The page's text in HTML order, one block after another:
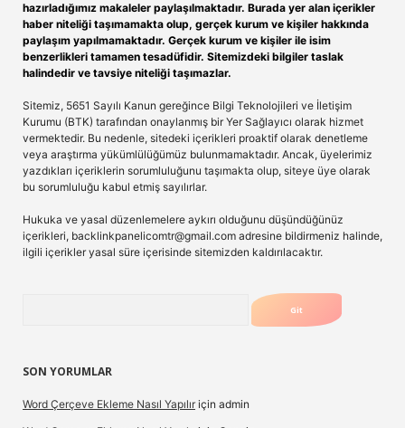
hazırladığımız makaleler paylaşılmaktadır. Burada yer alan içerikler
haber niteliği taşımamakta olup, gerçek kurum ve kişiler hakkında
paylaşım yapılmamaktadır. Gerçek kurum ve kişiler ile isim
benzerlikleri tamamen tesadüfidir. Sitemizdeki bilgiler taslak
halindedir ve tavsiye niteliği taşımazlar.
Sitemiz, 5651 Sayılı Kanun gereğince Bilgi Teknolojileri ve İletişim
Kurumu (BTK) tarafından onaylanmış bir Yer Sağlayıcı olarak hizmet
vermektedir. Bu nedenle, sitedeki içerikleri proaktif olarak denetleme
veya araştırma yükümlülüğümüz bulunmamaktadır. Ancak, üyelerimiz
yazdıkları içeriklerin sorumluluğunu taşımakta olup, siteye üye olarak
bu sorumluluğu kabul etmiş sayılırlar.
Hukuka ve yasal düzenlemelere aykırı olduğunu düşündüğünüz
içerikleri, backlinkpanelicomtr@gmail.com adresine bildirmeniz halinde,
ilgili içerikler yasal süre içerisinde sitemizden kaldırılacaktır.
SON YORUMLAR
Word Çerçeve Ekleme Nasıl Yapılır için admin